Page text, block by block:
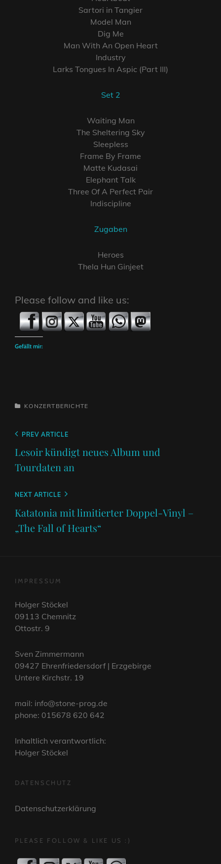
Sartori in Tangier
Model Man
Dig Me
Man With An Open Heart
Industry
Larks Tongues In Aspic (Part III)
Set 2
Waiting Man
The Sheltering Sky
Sleepless
Frame By Frame
Matte Kudasai
Elephant Talk
Three Of A Perfect Pair
Indiscipline
Zugaben
Heroes
Thela Hun Ginjeet
Please follow and like us:
Gefällt mir:
CATEGORIES
KONZERTBERICHTE
Beitragsnavigation
Previous
PREV ARTICLE
Lesoir kündigt neues Album und
Tourdaten an
Next
NEXT ARTICLE
Katatonia mit limitierter Doppel-Vinyl –
„The Fall of Hearts“
IMPRESSUM
Holger Stöckel
09113 Chemnitz
Ottostr. 9
Sven Zimmermann
09427 Ehrenfriedersdorf | Erzgebirge
Untere Kirchstr. 19
mail: info@stone-prog.de
phone: 015678 620 642
Inhaltlich verantwortlich:
Holger Stöckel
DATENSCHUTZ
Datenschutzerklärung
PLEASE FOLLOW & LIKE US :)